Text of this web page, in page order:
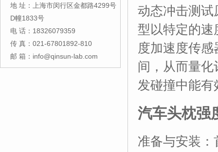
地 址：上海市闵行区金都路4299号
D幢1833号
电 话：18326079359
传 真：021-67801892-810
邮 箱：info@qinsun-lab.com
动态冲击测试
型以特定的速
度加速度传
间，从而量
发碰撞中能
汽车头枕强
准备与安装